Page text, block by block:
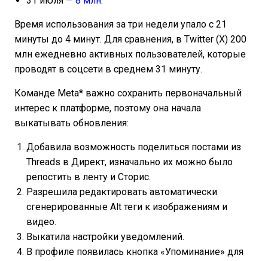
Время использования за три недели упало с 21
минуты до 4 минут. Для сравнения, в Twitter (X) 200
млн ежедневно активных пользователей, которые
проводят в соцсети в среднем 31 минуту.
Команде Meta* важно сохранить первоначальный
интерес к платформе, поэтому она начала
выкатывать обновления:
Добавила возможность поделиться постами из
Threads в Директ, изначально их можно было
репостить в ленту и Сторис.
Разрешила редактировать автоматически
сгенерированные Alt теги к изображениям и
видео.
Выкатила настройки уведомлений.
В профиле появилась кнопка «Упоминание» для